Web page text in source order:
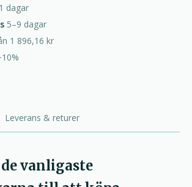
dagar
5–9 dagar
1 896,16 kr
Leverans & returer
vanligaste